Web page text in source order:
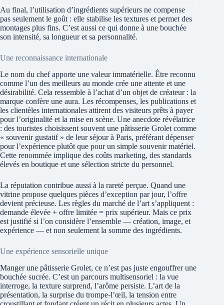
Au final, l’utilisation d’ingrédients supérieurs ne compense
pas seulement le goût : elle stabilise les textures et permet des
montages plus fins. C’est aussi ce qui donne à une bouchée
son intensité, sa longueur et sa personnalité.
Une reconnaissance internationale
Le nom du chef apporte une valeur immatérielle. Être reconnu
comme l’un des meilleurs au monde crée une attente et une
désirabilité. Cela ressemble à l’achat d’un objet de créateur : la
marque confère une aura. Les récompenses, les publications et
les clientèles internationales attirent des visiteurs prêts à payer
pour l’originalité et la mise en scène. Une anecdote révélatrice
: des touristes choisissent souvent une pâtisserie Grolet comme
« souvenir gustatif » de leur séjour à Paris, préférant dépenser
pour l’expérience plutôt que pour un simple souvenir matériel.
Cette renommée implique des coûts marketing, des standards
élevés en boutique et une sélection stricte du personnel.
La réputation contribue aussi à la rareté perçue. Quand une
vitrine propose quelques pièces d’exception par jour, l’offre
devient précieuse. Les règles du marché de l’art s’appliquent :
demande élevée + offre limitée = prix supérieur. Mais ce prix
est justifié si l’on considère l’ensemble — création, image, et
expérience — et non seulement la somme des ingrédients.
Une expérience sensorielle unique
Manger une pâtisserie Grolet, ce n’est pas juste engouffrer une
bouchée sucrée. C’est un parcours multisensoriel : la vue
interroge, la texture surprend, l’arôme persiste. L’art de la
présentation, la surprise du trompe-l’œil, la tension entre